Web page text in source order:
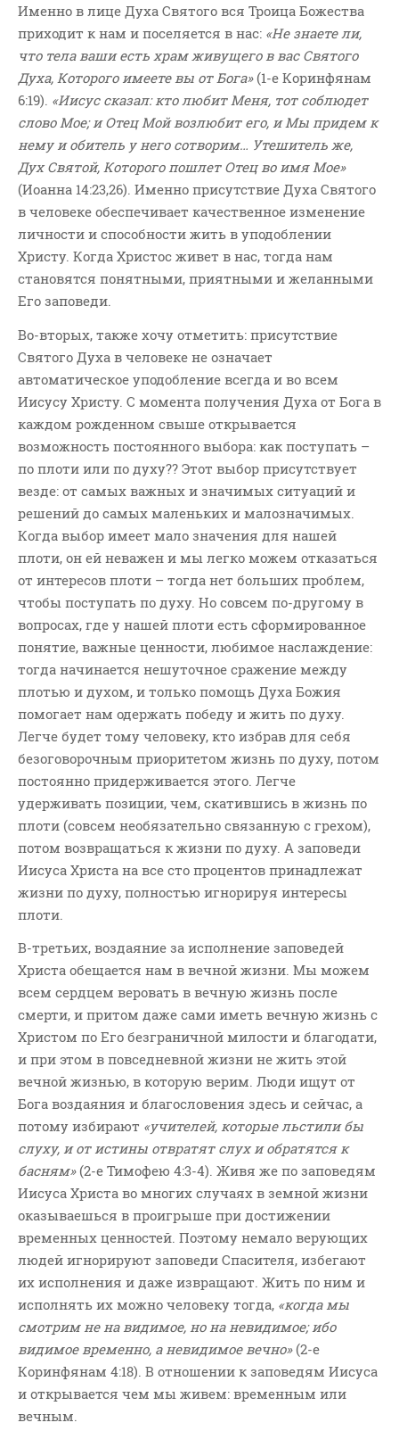
Именно в лице Духа Святого вся Троица Божества
приходит к нам и поселяется в нас: «Не знаете ли,
что тела ваши есть храм живущего в вас Святого
Духа, Которого имеете вы от Бога»(1-е Коринфянам
6:19). «Иисус сказал: кто любит Меня, тот соблюдет
слово Мое; и Отец Мой возлюбит его, и Мы придем к
нему и обитель у него сотворим… Утешитель же,
Дух Святой, Которого пошлет Отец во имя Мое»
(Иоанна 14:23,26). Именно присутствие Духа Святого
в человеке обеспечивает качественное изменение
личности и способности жить в уподоблении
Христу. Когда Христос живет в нас, тогда нам
становятся понятными, приятными и желанными
Его заповеди.
Во-вторых, также хочу отметить: присутствие
Святого Духа в человеке не означает
автоматическое уподобление всегда и во всем
Иисусу Христу. С момента получения Духа от Бога в
каждом рожденном свыше открывается
возможность постоянного выбора: как поступать –
по плоти или по духу?? Этот выбор присутствует
везде: от самых важных и значимых ситуаций и
решений до самых маленьких и малозначимых.
Когда выбор имеет мало значения для нашей
плоти, он ей неважен и мы легко можем отказаться
от интересов плоти – тогда нет больших проблем,
чтобы поступать по духу. Но совсем по-другому в
вопросах, где у нашей плоти есть сформированное
понятие, важные ценности, любимое наслаждение:
тогда начинается нешуточное сражение между
плотью и духом, и только помощь Духа Божия
помогает нам одержать победу и жить по духу.
Легче будет тому человеку, кто избрав для себя
безоговорочным приоритетом жизнь по духу, потом
постоянно придерживается этого. Легче
удерживать позиции, чем, скатившись в жизнь по
плоти (совсем необязательно связанную с грехом),
потом возвращаться к жизни по духу. А заповеди
Иисуса Христа на все сто процентов принадлежат
жизни по духу, полностью игнорируя интересы
плоти.
В-третьих, воздаяние за исполнение заповедей
Христа обещается нам в вечной жизни. Мы можем
всем сердцем веровать в вечную жизнь после
смерти, и притом даже сами иметь вечную жизнь с
Христом по Его безграничной милости и благодати,
и при этом в повседневной жизни не жить этой
вечной жизнью, в которую верим. Люди ищут от
Бога воздаяния и благословения здесь и сейчас, а
потому избирают «учителей, которые льстили бы
слуху, и от истины отвратят слух и обратятся к
басням»(2-е Тимофею 4:3-4). Живя же по заповедям
Иисуса Христа во многих случаях в земной жизни
оказываешься в проигрыше при достижении
временных ценностей. Поэтому немало верующих
людей игнорируют заповеди Спасителя, избегают
их исполнения и даже извращают. Жить по ним и
исполнять их можно человеку тогда, «когда мы
смотрим не на видимое, но на невидимое; ибо
видимое временно, а невидимое вечно»(2-е
Коринфянам 4:18). В отношении к заповедям Иисуса
и открывается чем мы живем: временным или
вечным.